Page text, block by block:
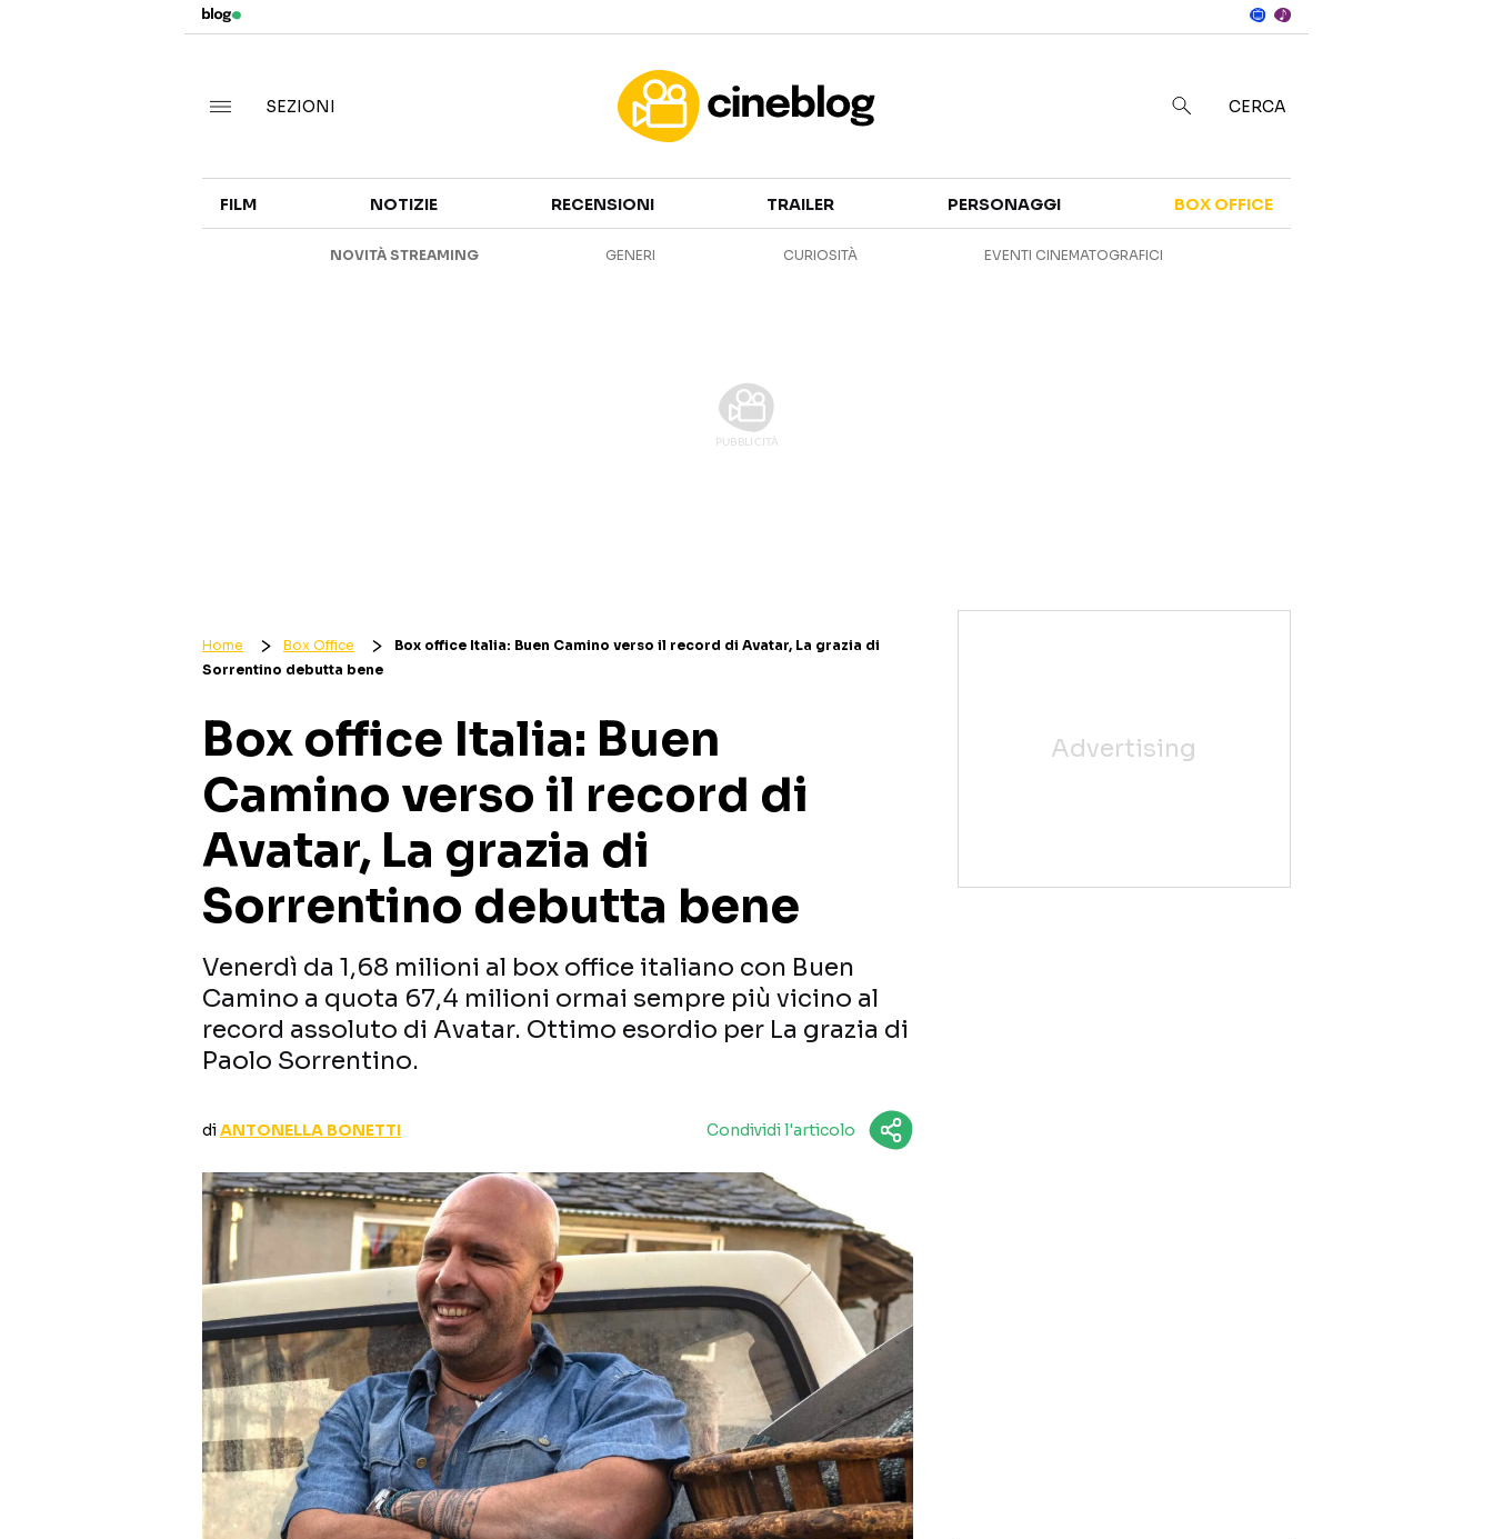
CANALI STREAMING
CURIOSITÀ
SEZIONI CERCA
FILM NOTIZIE RECENSIONI TRAILER PERSONAGGI BOX OFFICE
NOVITÀ STREAMING GENERI CURIOSITÀ EVENTI CINEMATOGRAFICI
Home Box Office
Box office Italia: Buen Camino verso il record di Avatar, La grazia di
Sorrentino debutta bene
Box office Italia: Buen
Camino verso il record di
Avatar, La grazia di
Sorrentino debutta bene
Venerdì da 1,68 milioni al box office italiano con Buen
Camino a quota 67,4 milioni ormai sempre più vicino al
record assoluto di Avatar. Ottimo esordio per La grazia di
Paolo Sorrentino.
diANTONELLA BONETTI Condividi l'articolo